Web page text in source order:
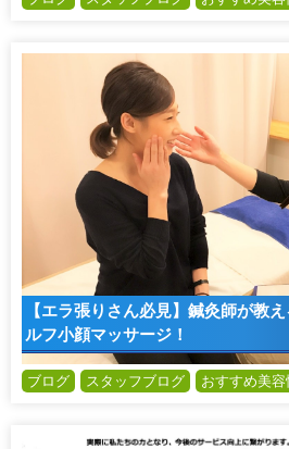
【エラ張りさん必見】鍼灸師が教
ルフ小顔マッサージ！
ブログ スタッフブログ おすすめ美容